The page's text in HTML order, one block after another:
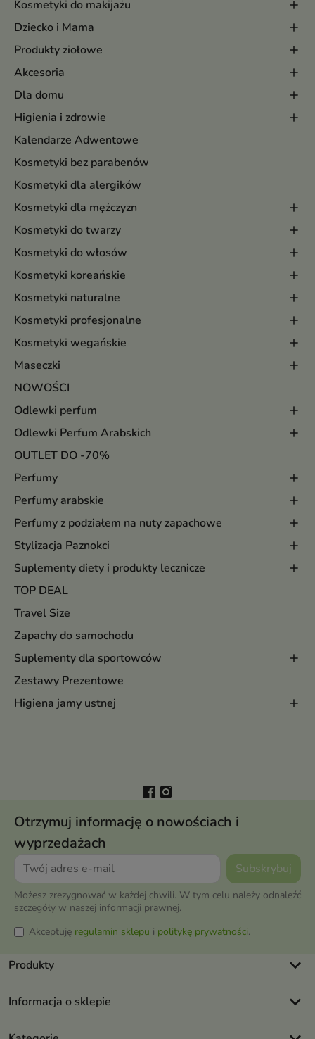
Kosmetyki do makijażu
Dziecko i Mama
Produkty ziołowe
Akcesoria
Dla domu
Higienia i zdrowie
Kalendarze Adwentowe
Kosmetyki bez parabenów
Kosmetyki dla alergików
Kosmetyki dla mężczyzn
Kosmetyki do twarzy
Kosmetyki do włosów
Kosmetyki koreańskie
Kosmetyki naturalne
Kosmetyki profesjonalne
Kosmetyki wegańskie
Maseczki
NOWOŚCI
Odlewki perfum
Odlewki Perfum Arabskich
OUTLET DO -70%
Perfumy
Perfumy arabskie
Perfumy z podziałem na nuty zapachowe
Stylizacja Paznokci
Suplementy diety i produkty lecznicze
TOP DEAL
Travel Size
Zapachy do samochodu
Suplementy dla sportowców
Zestawy Prezentowe
Higiena jamy ustnej
Otrzymuj informację o nowościach i
wyprzedażach
Możesz zrezygnować w każdej chwili. W tym celu należy odnaleźć
szczegóły w naszej informacji prawnej.
Akceptuję regulamin sklepu i politykę prywatności.
Produkty keyboard_arrow_down
Informacja o sklepie keyboard_arrow_down